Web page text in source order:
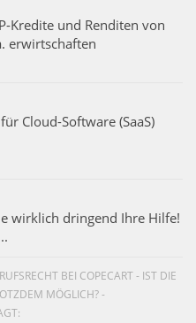
Kredite und Renditen von
erwirtschaften
Cloud-Software (SaaS)
wirklich dringend Ihre Hilfe!
BEI COPECART - IST DIE
MÖGLICH? -